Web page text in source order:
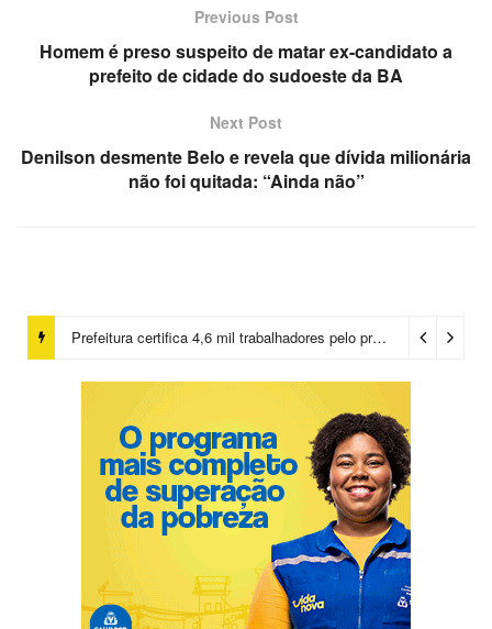
Previous Post
Homem é preso suspeito de matar ex-candidato a
prefeito de cidade do sudoeste da BA
Next Post
Denilson desmente Belo e revela que dívida milionária
não foi quitada: “Ainda não”
Prefeitura certifica 4,6 mil trabalhadores pelo programa Treinar para Empregar e realiza Feirão de Empregabilidade